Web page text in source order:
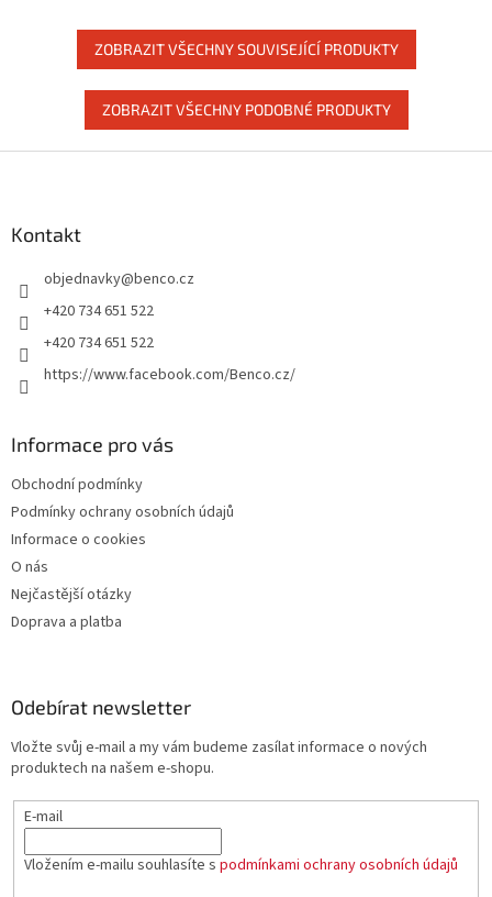
ZOBRAZIT VŠECHNY SOUVISEJÍCÍ PRODUKTY
ZOBRAZIT VŠECHNY PODOBNÉ PRODUKTY
Kontakt
objednavky@benco.cz
+420 734 651 522
+420 734 651 522
https://www.facebook.com/Benco.cz/
Informace pro vás
Obchodní podmínky
Podmínky ochrany osobních údajů
Informace o cookies
O nás
Nejčastější otázky
Doprava a platba
Odebírat newsletter
Vložte svůj e-mail a my vám budeme zasílat informace o nových
produktech na našem e-shopu.
E-mail
Vložením e-mailu souhlasíte s podmínkami ochrany osobních údajů